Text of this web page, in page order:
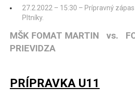
27.2.2022 – 15:30 – Prípravný
Pltníky.
MŠK FOMAT MARTIN vs.
PRIEVIDZA
PRÍPRAVKA U11